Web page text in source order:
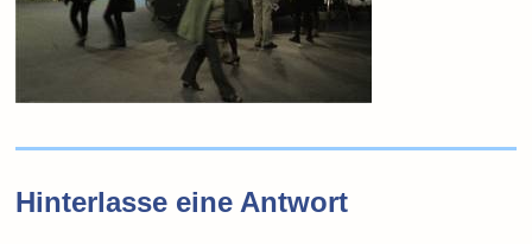
Hinterlasse eine Antwort